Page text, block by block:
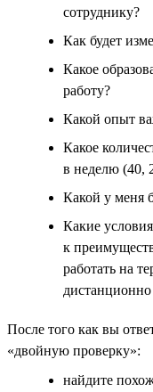
сотруднику?
Как будет
Какое
работу?
Какой опыт
Какое
в неделю (40,
Какой у меня
Какие
к
работать на
После того как вы
«двойную проверку»:
найдите